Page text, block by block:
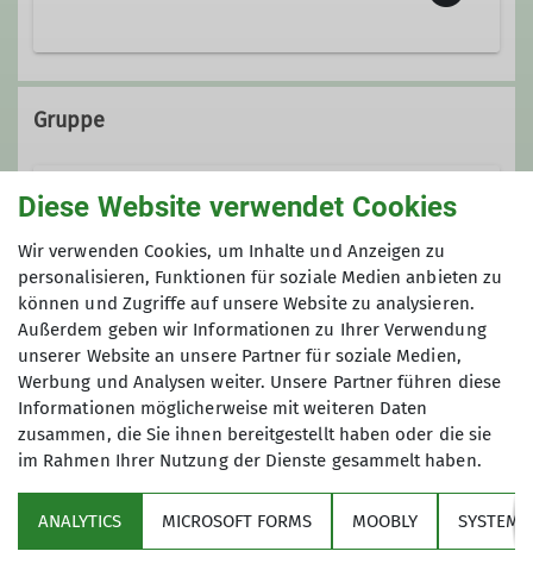
johannes.goester@dav-
Gruppe
Kletter- & Bouldergruppe (ca. 12 - 15
Jahre)
Für Jugendliche gibt’s einen
Halbjahreskurs mit gezieltem
Klettertraining. Treffen: donnerstags
(außer in den Ferien) im DAV
Kletterzentrum Markt Schwaben.
Details
Über den Verein
Diese Website verwendet Cookies
Wir verwenden Cookies, um Inhalte und Anzeigen zu
personalisieren, Funktionen für soziale Medien anbieten zu
können und Zugriffe auf unsere Website zu analysieren.
Außerdem geben wir Informationen zu Ihrer Verwendung
unserer Website an unsere Partner für soziale Medien,
Werbung und Analysen weiter. Unsere Partner führen diese
Informationen möglicherweise mit weiteren Daten
zusammen, die Sie ihnen bereitgestellt haben oder die sie
im Rahmen Ihrer Nutzung der Dienste gesammelt haben.
ANALYTICS MICROSOFT FORMS MOOBLY SYSTEM